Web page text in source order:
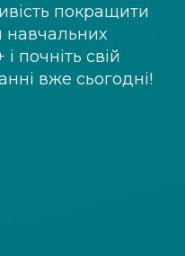
покращити
навчальних
і почніть свій
вже сьогодні!